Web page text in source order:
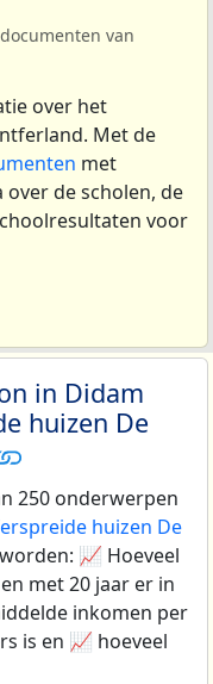
van
over het
Met de
met
de scholen, de
voor
in Didam
huizen De
250 onderwerpen
huizen De
📈 Hoeveel
met 20 jaar er in
inkomen per
is en 📈 hoeveel